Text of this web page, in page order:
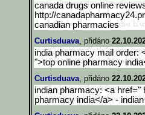
canada drugs online
http://
canadian pharmacies
Curtisduava, přidáno
india pharmacy mail order:
">top online pharmacy
Curtisduava, přidáno
indian pharmacy: <a href="
pharmacy india</a> -